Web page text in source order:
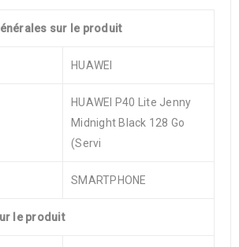
sur le produit
HUAWEI
HUAWEI P40 Lite Jenny
Midnight Black 128 Go
(Servi
SMARTPHONE
le produit